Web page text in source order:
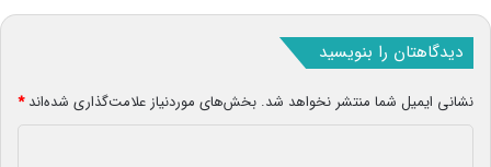
دیدگاهتان را بنویسید
نشانی ایمیل شما منتشر نخواهد شد. بخش‌های موردنیاز علامت‌گذاری شده‌اند*